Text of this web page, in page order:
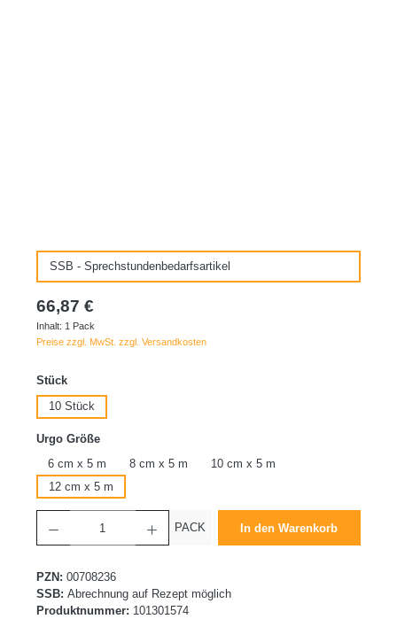
SSB - Sprechstundenbedarfsartikel
66,87 €
Inhalt: 1 Pack
Preise zzgl. MwSt. zzgl. Versandkosten
Stückauswählen
10 Stück
Urgo Größeauswählen
6 cm x 5 m
8 cm x 5 m
10 cm x 5 m
12 cm x 5 m
PACK In den Warenkorb
PZN: 00708236
SSB: Abrechnung auf Rezept möglich
Produktnummer: 101301574